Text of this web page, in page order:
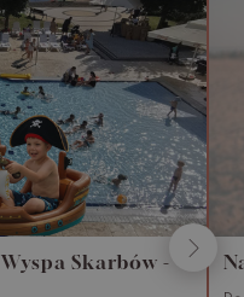
Skarbów -